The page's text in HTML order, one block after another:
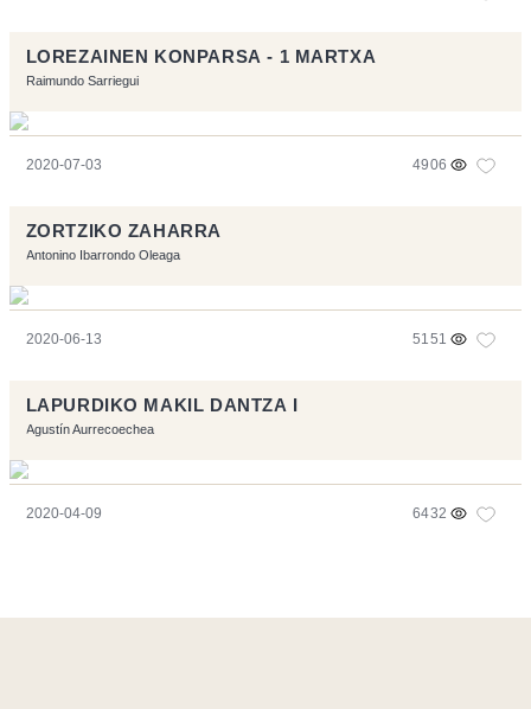
LOREZAINEN KONPARSA - 1 MARTXA
Raimundo Sarriegui
2020-07-03 4906
ZORTZIKO ZAHARRA
Antonino Ibarrondo Oleaga
2020-06-13 5151
LAPURDIKO MAKIL DANTZA I
Agustín Aurrecoechea
2020-04-09 6432